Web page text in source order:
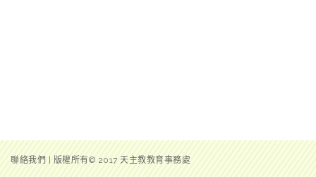
聯絡我們 版權所有© 2017 天主教教育事務處